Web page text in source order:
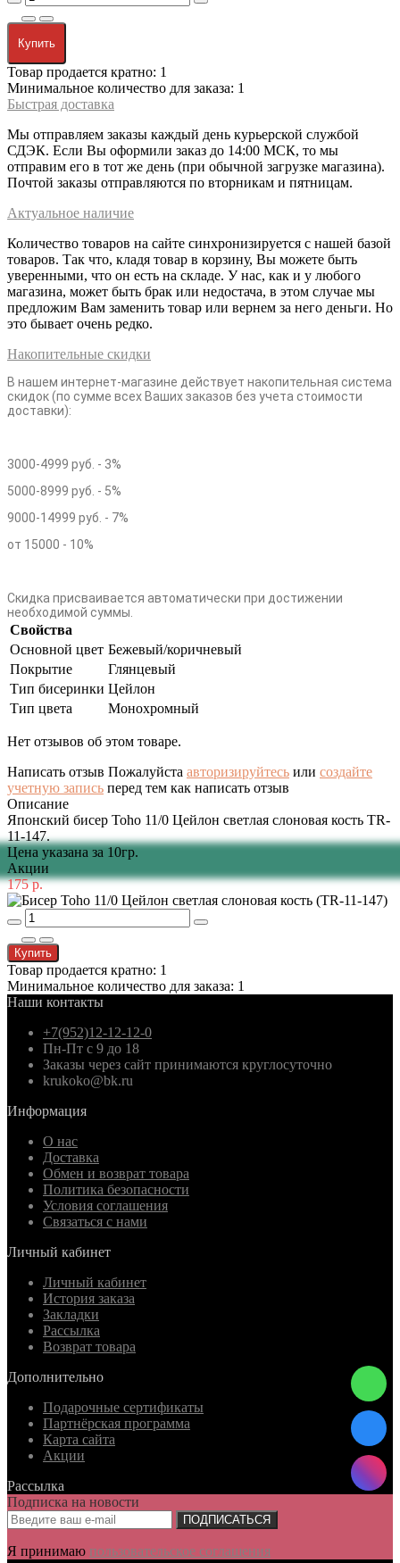
Купить
Товар продается кратно: 1
Минимальное количество для заказа: 1
Быстрая доставка
Мы отправляем заказы каждый день курьерской службой
СДЭК. Если Вы оформили заказ до 14:00 МСК, то мы
отправим его в тот же день (при обычной загрузке магазина).
Почтой заказы отправляются по вторникам и пятницам.
Актуальное наличие
Количество товаров на сайте синхронизируется с нашей базой
товаров. Так что, кладя товар в корзину, Вы можете быть
уверенными, что он есть на складе. У нас, как и у любого
магазина, может быть брак или недостача, в этом случае мы
предложим Вам заменить товар или вернем за него деньги. Но
это бывает очень редко.
Накопительные скидки
В нашем интернет-магазине действует накопительная система
скидок (по сумме всех Ваших заказов без учета стоимости
доставки):
3000-4999 руб. - 3%
5000-8999 руб. - 5%
9000-14999 руб. - 7%
от 15000 - 10%
Скидка присваивается автоматически при достижении
необходимой суммы.
Свойства
Основной цвет Бежевый/коричневый
Покрытие
Глянцевый
Тип бисеринки Цейлон
Тип цвета
Монохромный
Нет отзывов об этом товаре.
Написать отзыв Пожалуйста авторизируйтесь или создайте
учетную запись перед тем как написать отзыв
Описание
Японский бисер Toho 11/0 Цейлон светлая слоновая кость TR-
11-147.
Цена указана за 10гр.
Акции
175 р.
Купить
Товар продается кратно: 1
Минимальное количество для заказа: 1
Наши контакты
+7(952)12-12-12-0
Пн-Пт с 9 до 18
Заказы через сайт принимаются круглосуточно
krukoko@bk.ru
Информация
О нас
Доставка
Обмен и возврат товара
Политика безопасности
Условия соглашения
Связаться с нами
Личный кабинет
Личный кабинет
История заказа
Закладки
Рассылка
Возврат товара
Дополнительно
Подарочные сертификаты
Партнёрская программа
Карта сайта
Акции
Рассылка
Подписка на новости
ПОДПИСАТЬСЯ
Я принимаю пользовательское соглашения